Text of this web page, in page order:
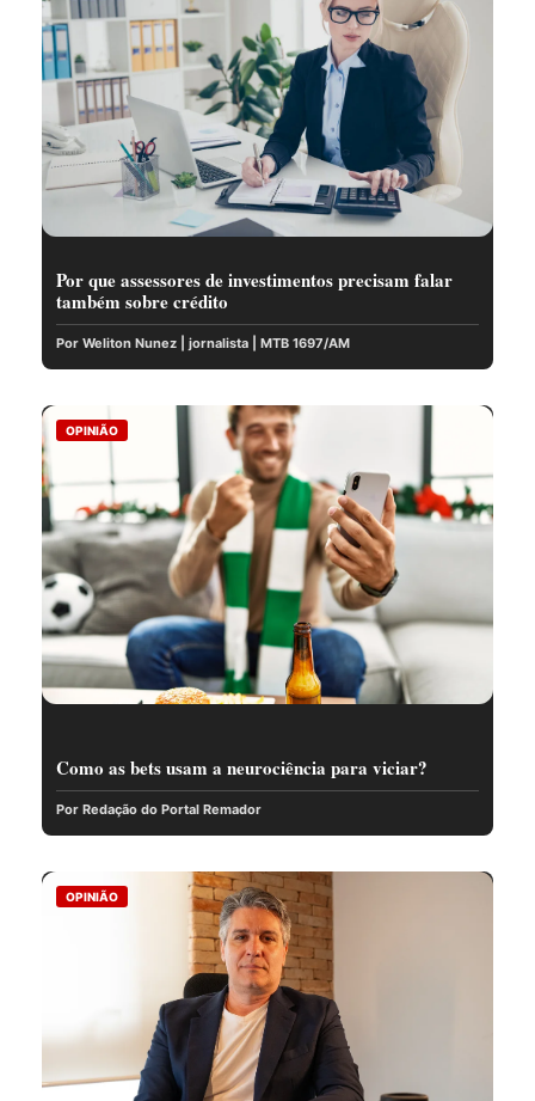
Por que assessores de investimentos precisam falar
também sobre crédito
Por Weliton Nunez | jornalista | MTB 1697/AM
OPINIÃO
Como as bets usam a neurociência para viciar?
Por Redação do Portal Remador
OPINIÃO